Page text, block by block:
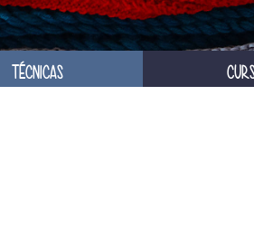
TÉCNICAS